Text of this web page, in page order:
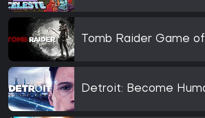
Tomb Raider Game
Detroit: Become